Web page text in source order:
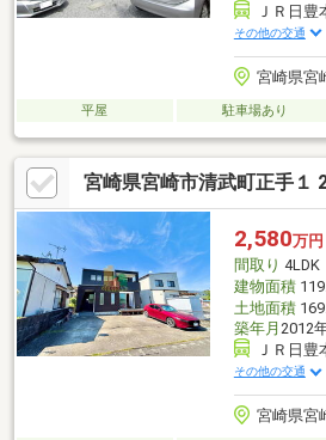
ＪＲ日
その他の交通
宮崎県宮
平屋 駐車場あり
宮崎県宮崎市清武町正手１
2,580万円
間取り 4LDK
建物面積
土地面積
築年月 2012
ＪＲ日豊
その他の交通
宮崎県宮